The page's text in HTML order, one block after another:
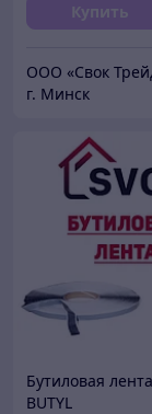
Купить
ООО «Свок
г. Минск
Бутиловая
BUTYL